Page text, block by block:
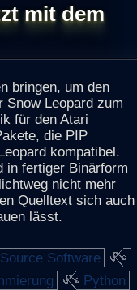
mit dem
bringen, um den
Snow Leopard zum
für den Atari
die PIP
kompatibel.
in fertiger Binärform
nicht mehr
Quelltext sich auch
lässt.
Software
Python